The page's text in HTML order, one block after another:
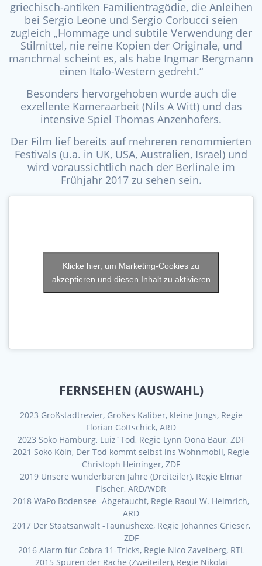
griechisch-antiken Familientragödie, die Anleihen
bei Sergio Leone und Sergio Corbucci seien
zugleich „Hommage und subtile Verwendung der
Stilmittel, nie reine Kopien der Originale, und
manchmal scheint es, als habe Ingmar Bergmann
einen Italo-Western gedreht.“
Besonders hervorgehoben wurde auch die
exzellente Kameraarbeit (Nils A Witt) und das
intensive Spiel Thomas Anzenhofers.
Der Film lief bereits auf mehreren renommierten
Festivals (u.a. in UK, USA, Australien, Israel) und
wird voraussichtlich nach der Berlinale im
Frühjahr 2017 zu sehen sein.
Klicke hier, um Marketing-Cookies zu
akzeptieren und diesen Inhalt zu aktivieren
FERNSEHEN (AUSWAHL)
2023 Großstadtrevier, Großes Kaliber, kleine Jungs, Regie
Florian Gottschick, ARD
2023 Soko Hamburg, Luiz´Tod, Regie Lynn Oona Baur, ZDF
2021 Soko Köln, Der Tod kommt selbst ins Wohnmobil, Regie
Christoph Heininger, ZDF
2019 Unsere wunderbaren Jahre (Dreiteiler), Regie Elmar
Fischer, ARD/WDR
2018 WaPo Bodensee -Abgetaucht, Regie Raoul W. Heimrich,
ARD
2017 Der Staatsanwalt -Taunushexe, Regie Johannes Grieser,
ZDF
2016 Alarm für Cobra 11-Tricks, Regie Nico Zavelberg, RTL
2015 Spuren der Rache (Zweiteiler), Regie Nikolai